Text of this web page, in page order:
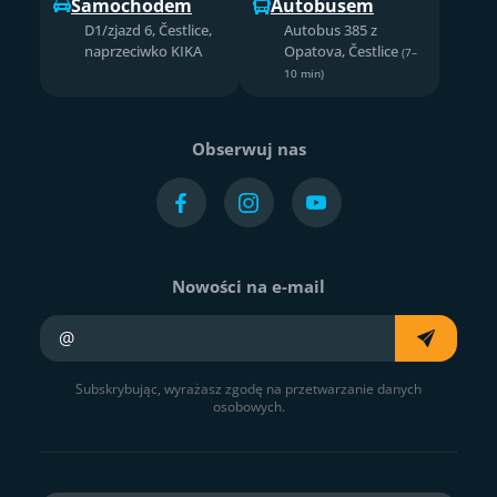
Samochodem
D1/zjazd 6, Čestlice,
naprzeciwko KIKA
Autobusem
Autobus 385 z
Opatova, Čestlice (7–
10 min)
Obserwuj nas
Nowości na e-mail
Subskrybując, wyrażasz zgodę na przetwarzanie danych
osobowych.